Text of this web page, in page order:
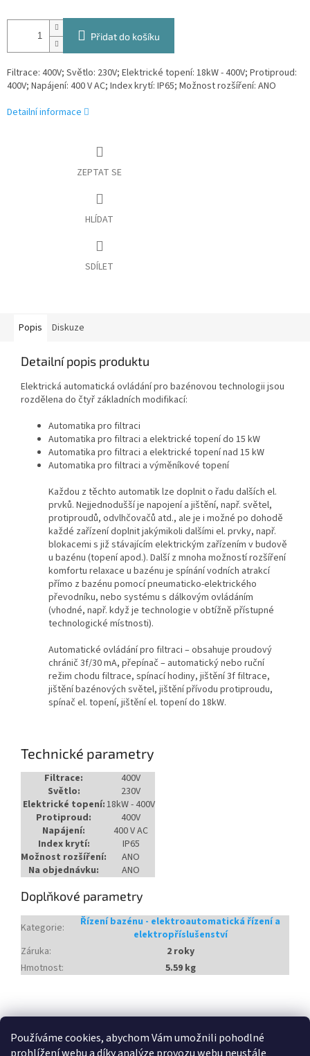
Používáme cookies, abychom Vám umožnili pohodlné
cena:
Přidat do košíku
Filtrace: 400V; Světlo: 230V; Elektrické topení: 18kW - 400V; Protiproud:
400V; Napájení: 400 V AC; Index krytí: IP65; Možnost rozšíření: ANO
Detailní informace
ZEPTAT SE
HLÍDAT
SDÍLET
Popis Diskuze
Detailní popis produktu
Elektrická automatická ovládání pro bazénovou technologii jsou
rozdělena do čtyř základních modifikací:
Automatika pro filtraci
Automatika pro filtraci a elektrické topení do 15 kW
Automatika pro filtraci a elektrické topení nad 15 kW
Automatika pro filtraci a výměníkové topení
Každou z těchto automatik lze doplnit o řadu dalších el.
prvků. Nejjednodušší je napojení a jištění, např. světel,
protiproudů, odvlhčovačů atd., ale je i možné po dohodě
každé zařízení doplnit jakýmikoli dalšími el. prvky, např.
blokacemi s již stávajícím elektrickým zařízením v budově
u bazénu (topení apod.). Další z mnoha možností rozšíření
komfortu relaxace u bazénu je spínání vodních atrakcí
přímo z bazénu pomocí pneumaticko-elektrického
převodníku, nebo systému s dálkovým ovládáním
(vhodné, např. když je technologie v obtížně přístupné
technologické místnosti).
Automatické ovládání pro filtraci – obsahuje proudový
chránič 3f/30 mA, přepínač – automatický nebo ruční
režim chodu filtrace, spínací hodiny, jištění 3f filtrace,
jištění bazénových světel, jištění přívodu protiproudu,
spínač el. topení, jištění el. topení do 18kW.
Technické parametry
Filtrace:
400V
Světlo:
230V
Elektrické topení:18kW - 400V
Protiproud:
400V
Napájení:
400 V AC
Index krytí:
IP65
Možnost rozšíření:
ANO
Na objednávku:
ANO
Doplňkové parametry
Kategorie:
Řízení bazénu - elektroautomatická řízení a
elektropříslušenství
Záruka:
2 roky
Hmotnost: 5.59 kg
á